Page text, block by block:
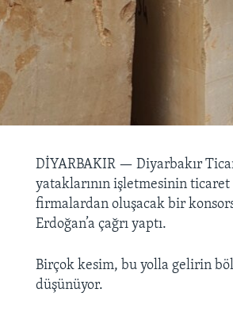
DİYARBAKIR —Diyarbakır
yataklarının işletmesinin
firmalardan oluşacak bir
Erdoğan’a çağrı yaptı.
Birçok kesim, bu yolla gelirin
düşünüyor.